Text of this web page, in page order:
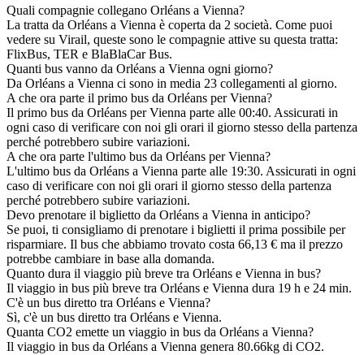
Quali compagnie collegano Orléans a Vienna?
La tratta da Orléans a Vienna è coperta da 2 società. Come puoi
vedere su Virail, queste sono le compagnie attive su questa tratta:
FlixBus, TER e BlaBlaCar Bus.
Quanti bus vanno da Orléans a Vienna ogni giorno?
Da Orléans a Vienna ci sono in media 23 collegamenti al giorno.
A che ora parte il primo bus da Orléans per Vienna?
Il primo bus da Orléans per Vienna parte alle 00:40. Assicurati in
ogni caso di verificare con noi gli orari il giorno stesso della partenza
perché potrebbero subire variazioni.
A che ora parte l'ultimo bus da Orléans per Vienna?
L'ultimo bus da Orléans a Vienna parte alle 19:30. Assicurati in ogni
caso di verificare con noi gli orari il giorno stesso della partenza
perché potrebbero subire variazioni.
Devo prenotare il biglietto da Orléans a Vienna in anticipo?
Se puoi, ti consigliamo di prenotare i biglietti il prima possibile per
risparmiare. Il bus che abbiamo trovato costa 66,13 € ma il prezzo
potrebbe cambiare in base alla domanda.
Quanto dura il viaggio più breve tra Orléans e Vienna in bus?
Il viaggio in bus più breve tra Orléans e Vienna dura 19 h e 24 min.
C'è un bus diretto tra Orléans e Vienna?
Sì, c'è un bus diretto tra Orléans e Vienna.
Quanta CO2 emette un viaggio in bus da Orléans a Vienna?
Il viaggio in bus da Orléans a Vienna genera 80.66kg di CO2.